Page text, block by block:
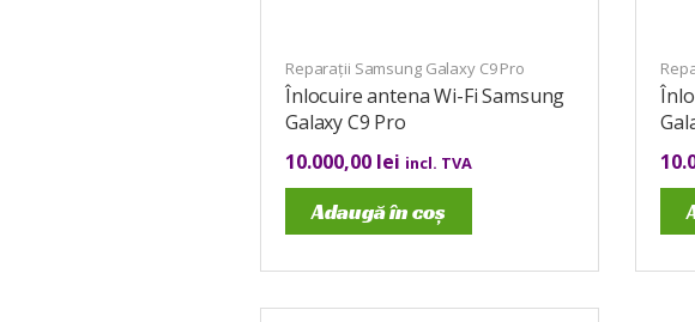
Reparații Samsung Galaxy C9 Pro
Înlocuire antena Wi-Fi Samsung
Galaxy C9 Pro
10.000,00 lei incl. TVA
Adaugă în coș